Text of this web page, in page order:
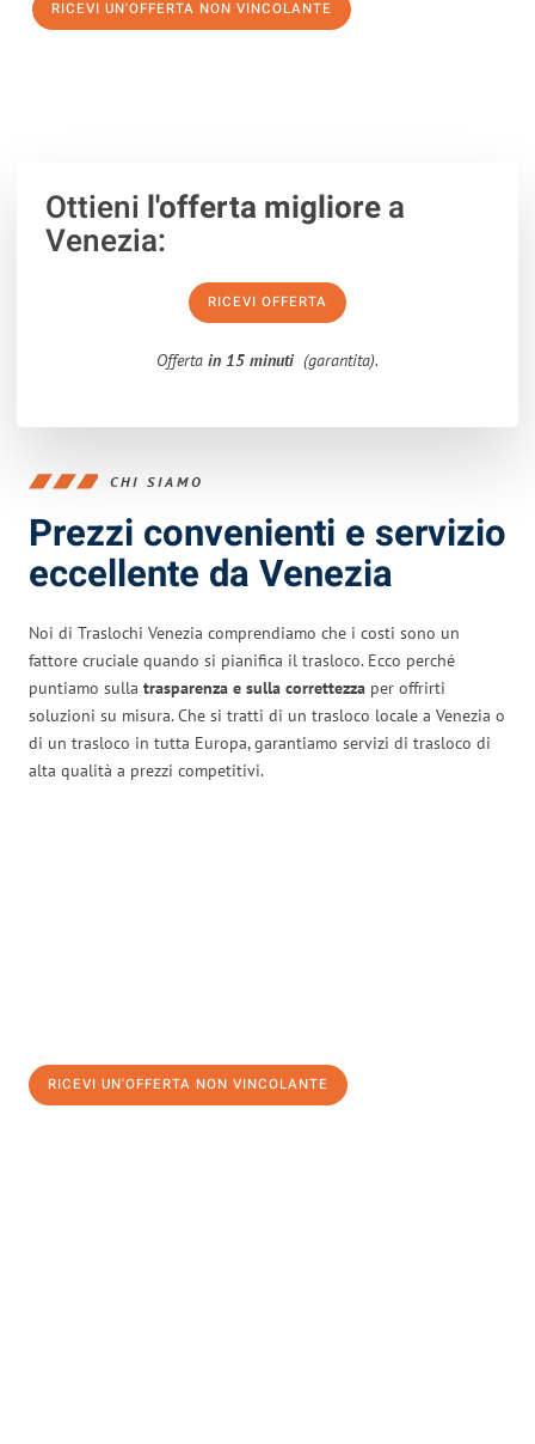
RICEVI UN'OFFERTA NON VINCOLANTE
Ottieni l'offerta migliorea
Venezia:
RICEVI OFFERTA
Offerta in 15 minuti (garantita).
CHI SIAMO
Prezzi convenienti e servizio
eccellente da Venezia
Noi di Traslochi Venezia comprendiamo che i costi sono un
fattore cruciale quando si pianifica il trasloco. Ecco perché
puntiamo sulla trasparenza e sulla correttezza per offrirti
soluzioni su misura. Che si tratti di un trasloco locale a Venezia o
di un trasloco in tutta Europa, garantiamo servizi di trasloco di
alta qualità a prezzi competitivi.
RICEVI UN'OFFERTA NON VINCOLANTE